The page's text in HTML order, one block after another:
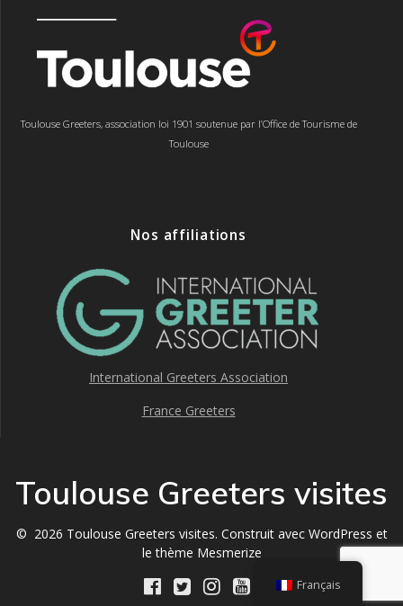
Toulouse Greeters, association loi 1901 soutenue par l’Office de Tourisme de
Toulouse
Nos affiliations
International Greeters Association
France Greeters
Toulouse Greeters visites
© 2026 Toulouse Greeters visites. Construit avec WordPress et
lethème Mesmerize
Français